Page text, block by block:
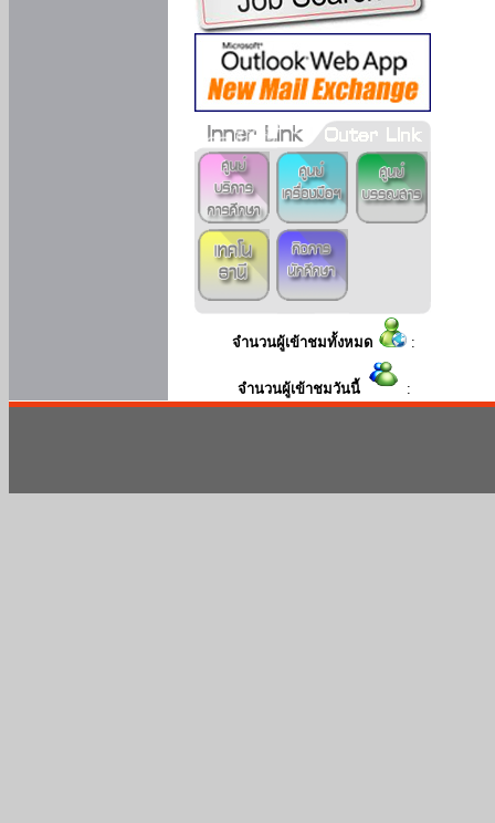
จำนวนผู้เข้าชมทั้งหมด :
จำนวนผู้เข้าชมวันนี้ :